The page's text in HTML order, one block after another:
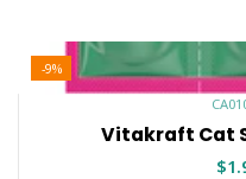
-9%
Vitakraft Cat